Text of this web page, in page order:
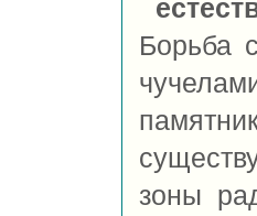
Борьба
зоны